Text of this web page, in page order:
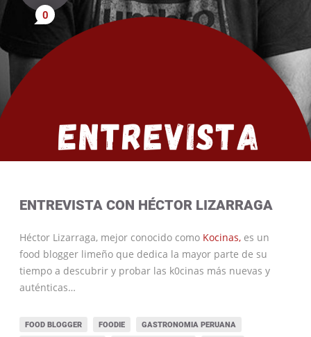
0
ENTREVISTA CON HÉCTOR LIZARRAGA
Héctor Lizarraga, mejor conocido como Kocinas, es un
food blogger limeño que dedica la mayor parte de su
tiempo a descubrir y probar las k0cinas más nuevas y
auténticas…
FOOD BLOGGER FOODIE GASTRONOMIA PERUANA